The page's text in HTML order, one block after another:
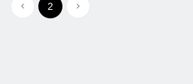
2